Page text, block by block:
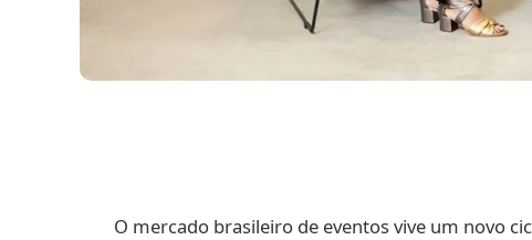
O mercado brasileiro de eventos vive um novo